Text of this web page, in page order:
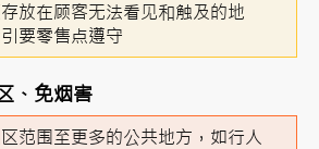
放在顾客无法看见和触及的地
要零售点遵守
、免烟害
范围至更多的公共地方，如行人